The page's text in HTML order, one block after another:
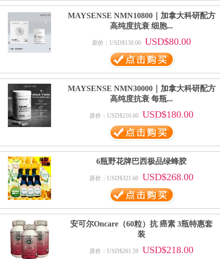
MAYSENSE NMN10800｜加拿大科研配方
高纯度抗衰 细胞...
原价：USD$130.00 USD$80.00
MAYSENSE NMN30000｜加拿大科研配方
高纯度抗衰 每瓶...
原价：USD$216.00 USD$180.00
6瓶野花牌巴西极品绿蜂胶
原价：USD$321.60 USD$268.00
安可尔Oncare（60粒）抗 癌素 3瓶特惠套
装
原价：USD$261.59 USD$218.00